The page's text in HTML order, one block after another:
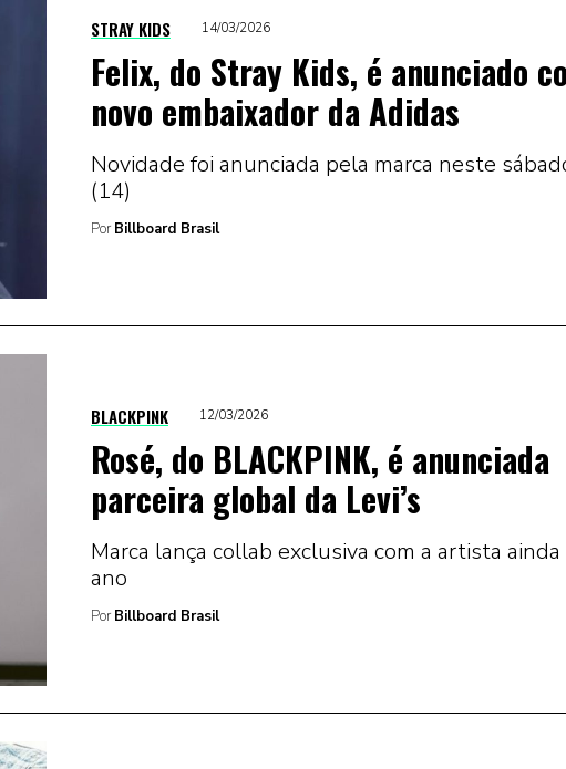
STRAY KIDS 14/03/2026
Felix, do Stray Kids, é anunciado
novo embaixador da Adidas
Novidade foi anunciada pela marca neste
(14)
Por Billboard Brasil
BLACKPINK 12/03/2026
Rosé, do BLACKPINK, é anunciada
parceira global da Levi’s
Marca lança collab exclusiva com a artista
ano
Por Billboard Brasil